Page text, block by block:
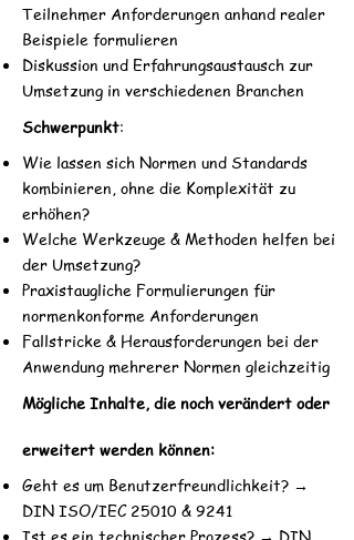
Teilnehmer Anforderungen anhand realer
Beispiele formulieren
Diskussion und Erfahrungsaustausch zur
Umsetzung in verschiedenen Branchen
Schwerpunkt:
Wie lassen sich Normen und Standards
kombinieren, ohne die Komplexität zu
erhöhen?
Welche Werkzeuge & Methoden helfen bei
der Umsetzung?
Praxistaugliche Formulierungen für
normenkonforme Anforderungen
Fallstricke & Herausforderungen bei der
Anwendung mehrerer Normen gleichzeitig
Mögliche Inhalte, die noch verändert oder
erweitert werden können:
Geht es um Benutzerfreundlichkeit? →
DIN ISO/IEC 25010 & 9241
Ist es ein technischer Prozess? → DIN